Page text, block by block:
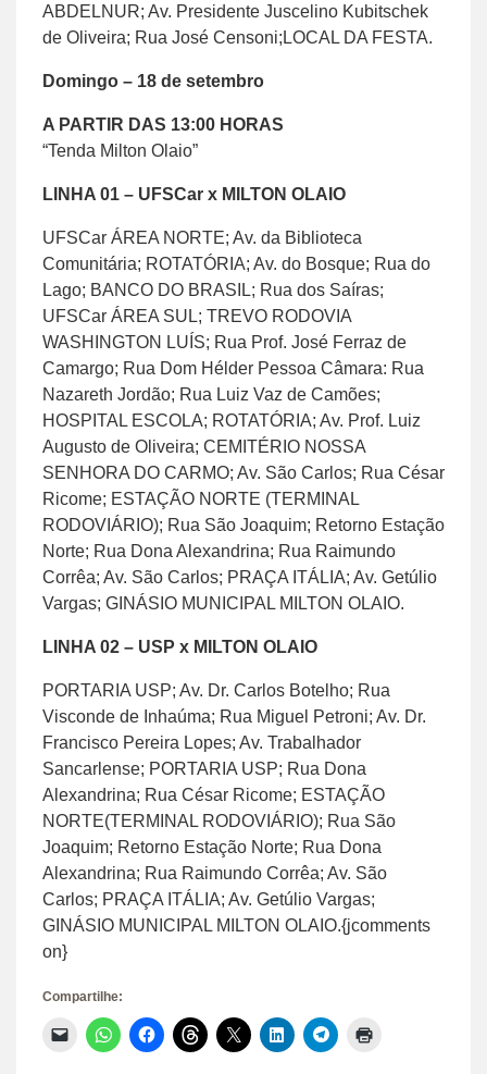
ABDELNUR; Av. Presidente Juscelino Kubitschek
de Oliveira; Rua José Censoni;LOCAL DA FESTA.
Domingo – 18 de setembro
A PARTIR DAS 13:00 HORAS
“Tenda Milton Olaio”
LINHA 01 – UFSCar x MILTON OLAIO
UFSCar ÁREA NORTE; Av. da Biblioteca
Comunitária; ROTATÓRIA; Av. do Bosque; Rua do
Lago; BANCO DO BRASIL; Rua dos Saíras;
UFSCar ÁREA SUL; TREVO RODOVIA
WASHINGTON LUÍS; Rua Prof. José Ferraz de
Camargo; Rua Dom Hélder Pessoa Câmara: Rua
Nazareth Jordão; Rua Luiz Vaz de Camões;
HOSPITAL ESCOLA; ROTATÓRIA; Av. Prof. Luiz
Augusto de Oliveira; CEMITÉRIO NOSSA
SENHORA DO CARMO; Av. São Carlos; Rua César
Ricome; ESTAÇÃO NORTE (TERMINAL
RODOVIÁRIO); Rua São Joaquim; Retorno Estação
Norte; Rua Dona Alexandrina; Rua Raimundo
Corrêa; Av. São Carlos; PRAÇA ITÁLIA; Av. Getúlio
Vargas; GINÁSIO MUNICIPAL MILTON OLAIO.
LINHA 02 – USP x MILTON OLAIO
PORTARIA USP; Av. Dr. Carlos Botelho; Rua
Visconde de Inhaúma; Rua Miguel Petroni; Av. Dr.
Francisco Pereira Lopes; Av. Trabalhador
Sancarlense; PORTARIA USP; Rua Dona
Alexandrina; Rua César Ricome; ESTAÇÃO
NORTE(TERMINAL RODOVIÁRIO); Rua São
Joaquim; Retorno Estação Norte; Rua Dona
Alexandrina; Rua Raimundo Corrêa; Av. São
Carlos; PRAÇA ITÁLIA; Av. Getúlio Vargas;
GINÁSIO MUNICIPAL MILTON OLAIO.{jcomments
on}
Compartilhe:
Clique
para
Clique
para
Clique
para
Clique
para
Clique
para
Clique
para
Clique
para